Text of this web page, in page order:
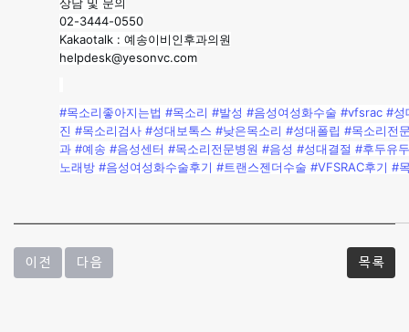
다.
-
02-3444-0550
Kakaotalk : 예송이비인후과의원
helpdesk@yesonvc.com
#목소리좋아지는법 #목소리 #발성 #음성여성화수술 #vfsrac #성
진 #목소리검사 #성대보톡스 #낮은목소리 #성대폴립 #목소리전
과 #예송 #음성센터 #목소리전문병원 #음성 #성대결절 #후두유
노래방 #음성여성화수술후기 #트랜스젠더수술 #VFSRAC후기 #
이 전 다 음 목 록